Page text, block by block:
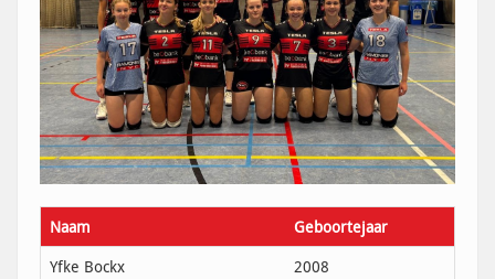
Naam
Geboortejaar
Yfke Bockx
2008